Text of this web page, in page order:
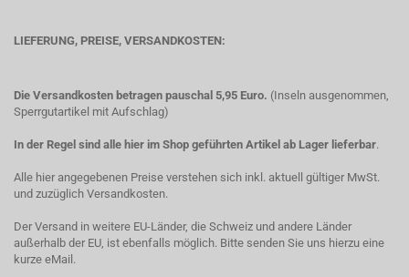
LIEFERUNG, PREISE, VERSANDKOSTEN:
Die Versandkosten betragen pauschal 5,95 Euro. (Inseln ausgenommen,
Sperrgutartikel mit Aufschlag)
In der Regel sind alle hier im Shop geführten Artikel ab Lager lieferbar.
Alle hier angegebenen Preise verstehen sich inkl. aktuell gültiger MwSt.
und zuzüglich Versandkosten.
Der Versand in weitere EU-Länder, die Schweiz und andere Länder
außerhalb der EU, ist ebenfalls möglich. Bitte senden Sie uns hierzu eine
kurze eMail.